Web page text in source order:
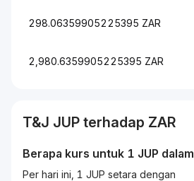
298.06359905225395 ZAR
2,980.6359905225395 ZAR
T&J JUP terhadap ZAR
Berapa kurs untuk 1 JUP dalam
Per hari ini, 1 JUP setara dengan